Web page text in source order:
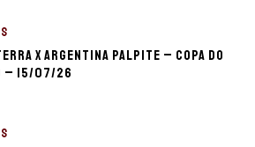
x Argentina palpite – Copa do
– 15/07/26